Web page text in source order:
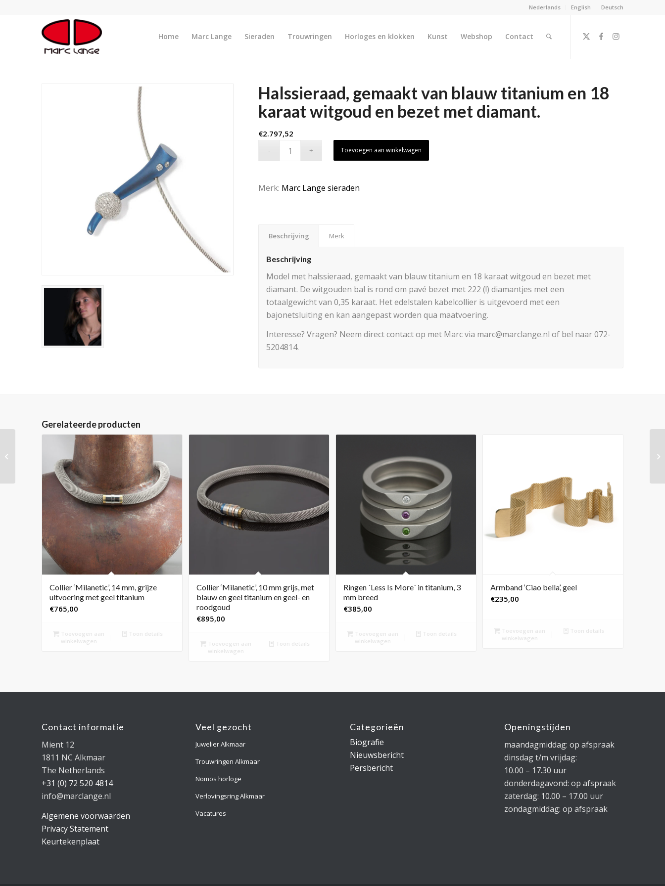
Nederlands English Deutsch
Home Marc Lange Sieraden Trouwringen Horloges en klokken Kunst Webshop Contact
Halssieraad, gemaakt van blauw titanium en 18
karaat witgoud en bezet met diamant.
€2.797,52
Toevoegen aan winkelwagen
Merk: Marc Lange sieraden
Beschrijving Merk
Beschrijving
Model met halssieraad, gemaakt van blauw titanium en 18 karaat witgoud en bezet met
diamant. De witgouden bal is rond om pavé bezet met 222 (!) diamantjes met een
totaalgewicht van 0,35 karaat. Het edelstalen kabelcollier is uitgevoerd met een
bajonetsluiting en kan aangepast worden qua maatvoering.
Interesse? Vragen? Neem direct contact op met Marc via marc@marclange.nl of bel naar 072-
5204814.
Gerelateerde producten
Collier ‘Milanetic’, 14 mm, grijze
uitvoering met geel titanium
€765,00
Toevoegen aan
winkelwagen
Toon details
Collier ‘Milanetic’, 10 mm grijs, met
blauw en geel titanium en geel- en
roodgoud
€895,00
Toevoegen aan
winkelwagen
Toon details
Ringen ´Less Is More´ in titanium, 3
mm breed
€385,00
Toevoegen aan
winkelwagen
Toon details
Armband ‘Ciao bella’, geel
€235,00
Toevoegen aan
winkelwagen
Toon details
Contact informatie
Mient 12
1811 NC Alkmaar
The Netherlands
+31 (0) 72 520 4814
info@marclange.nl
Algemene voorwaarden
Privacy Statement
Keurtekenplaat
Veel gezocht
Juwelier Alkmaar
Trouwringen Alkmaar
Nomos horloge
Verlovingsring Alkmaar
Vacatures
Categorieën
Biografie
Nieuwsbericht
Persbericht
Openingstijden
maandagmiddag: op afspraak
dinsdag t/m vrijdag:
10.00 – 17.30 uur
donderdagavond: op afspraak
zaterdag: 10.00 – 17.00 uur
zondagmiddag: op afspraak
Armband ‘Drops’ met
blauwe sleufjes en